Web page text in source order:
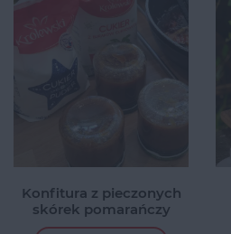
Konfitura z pieczonych
skórek pomarańczy